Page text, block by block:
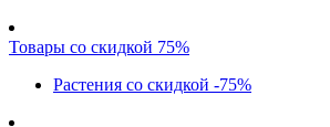
Товары со скидкой 75%
Растения со скидкой -75%